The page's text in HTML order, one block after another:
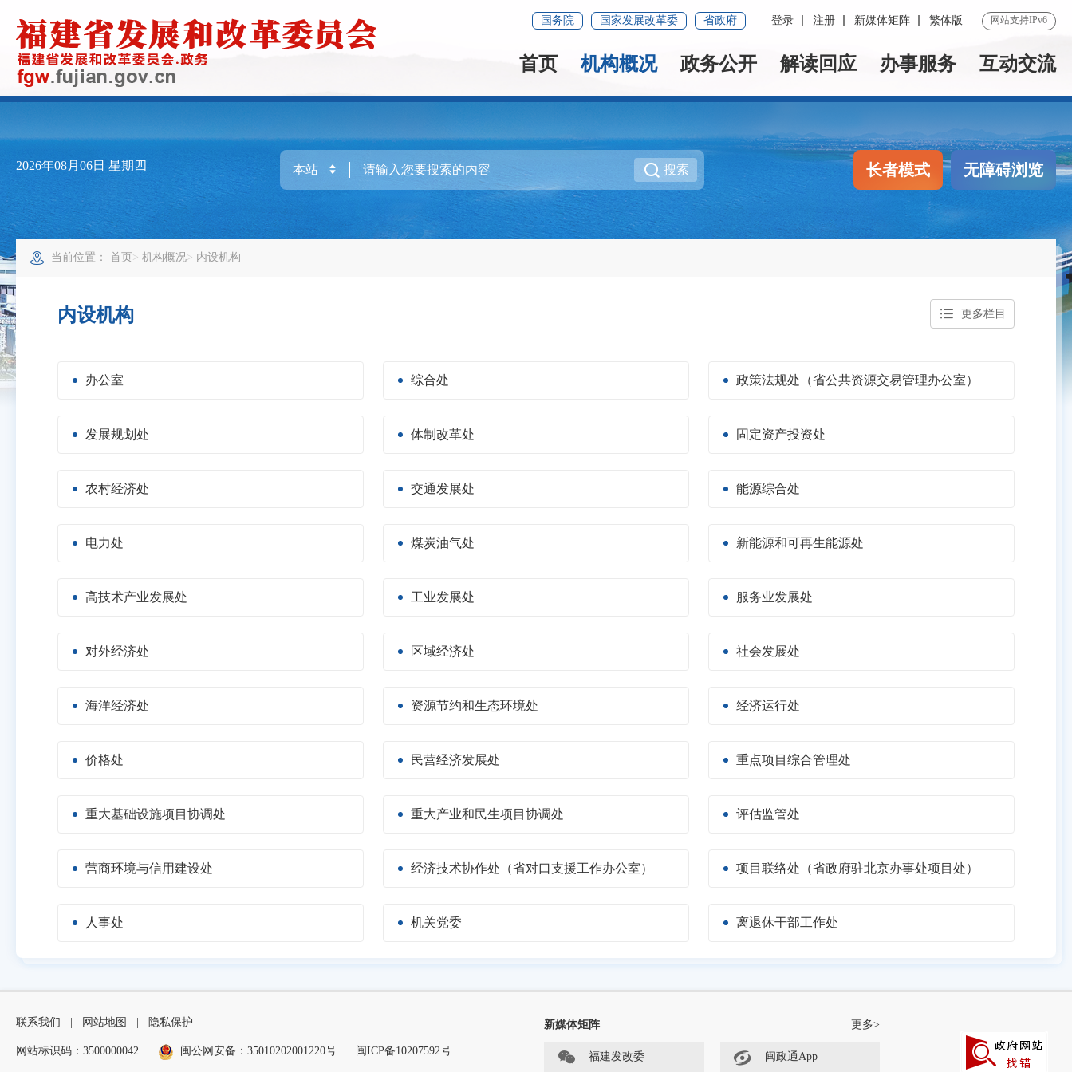
国务院 国家发展改革委 省政府 登录 注册 新媒体矩阵 繁体版 网站支持IPv6
首页 机构概况 政务公开 解读回应 办事服务 互动交流
2026年08月06日 星期四 搜索 长者模式 无障碍浏览
当前位置： 首页 机构概况 内设机构
内设机构 更多栏目
办公室 综合处 政策法规处（省公共资源交易管理办公室）
发展规划处 体制改革处 固定资产投资处
农村经济处 交通发展处 能源综合处
电力处 煤炭油气处 新能源和可再生能源处
高技术产业发展处 工业发展处 服务业发展处
对外经济处 区域经济处 社会发展处
海洋经济处 资源节约和生态环境处 经济运行处
价格处 民营经济发展处 重点项目综合管理处
重大基础设施项目协调处 重大产业和民生项目协调处 评估监管处
营商环境与信用建设处 经济技术协作处（省对口支援工作办公室） 项目联络处（省政府驻北京办事处项目处）
人事处 机关党委 离退休干部工作处
联系我们 网站地图 隐私保护
网站标识码：3500000042 闽公网安备：35010202001220号 闽ICP备10207592号
新媒体矩阵 更多>
福建发改委 闽政通App